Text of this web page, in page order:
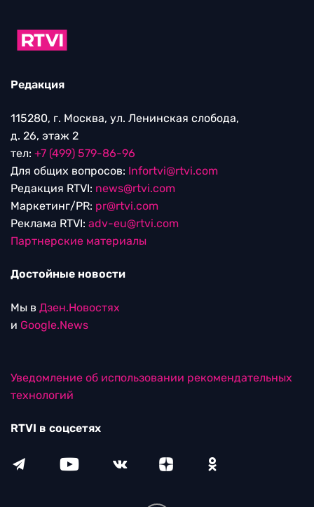
Редакция
115280, г. Москва, ул. Ленинская слобода,
д. 26, этаж 2
тел: +7 (499) 579-86-96
Для общих вопросов: Infortvi@rtvi.com
Редакция RTVI: news@rtvi.com
Маркетинг/PR: pr@rtvi.com
Реклама RTVI: adv-eu@rtvi.com
Партнерские материалы
Достойные новости
Мы в Дзен.Новостях
и Google.News
Уведомление об использовании рекомендательных
технологий
RTVI в соцсетях